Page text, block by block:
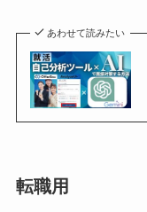
あわせて読みたい
転職用